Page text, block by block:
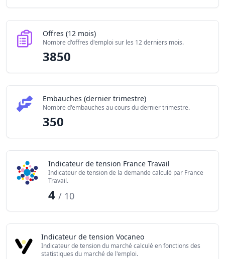
Offres (12 mois)
Nombre d'offres d'emploi sur les 12 derniers mois.
3850
Embauches (dernier trimestre)
Nombre d'embauches au cours du dernier trimestre.
350
Indicateur de tension France Travail
Indicateur de tension de la demande calculé par France
Travail.
4/ 10
Indicateur de tension Vocaneo
Indicateur de tension du marché calculé en fonctions des
statistiques du marché de l'emploi.